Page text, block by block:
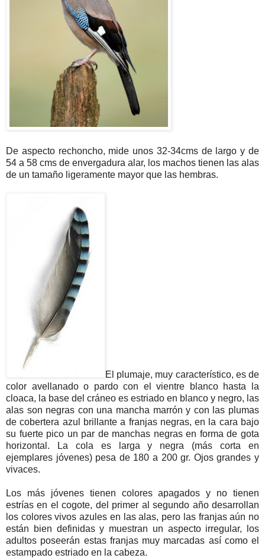
De aspecto rechoncho, mide unos 32-34cms de largo y de
54 a 58 cms de envergadura alar, los machos tienen las alas
de un tamaño ligeramente mayor que las hembras.
El plumaje, muy característico, es de
color avellanado o pardo con el vientre blanco hasta la
cloaca, la base del cráneo es estriado en blanco y negro, las
alas son negras con una mancha marrón y con las plumas
de cobertera azul brillante a franjas negras, en la cara bajo
su fuerte pico un par de manchas negras en forma de gota
horizontal. La cola es larga y negra (más corta en
ejemplares jóvenes) pesa de 180 a 200 gr. Ojos grandes y
vivaces.
Los más jóvenes tienen colores apagados y no tienen
estrías en el cogote, del primer al segundo año desarrollan
los colores vivos azules en las alas, pero las franjas aún no
están bien definidas y muestran un aspecto irregular, los
adultos poseerán estas franjas muy marcadas así como el
estampado estriado en la cabeza.